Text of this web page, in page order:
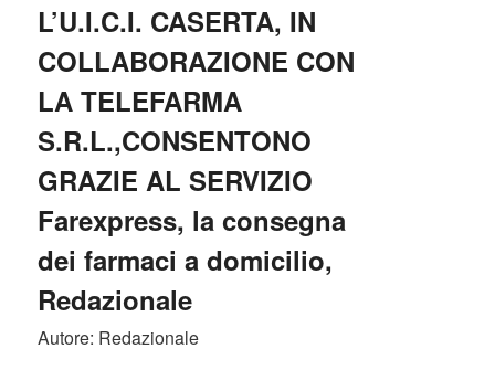
L’U.I.C.I. CASERTA, IN
COLLABORAZIONE CON
LA TELEFARMA
S.R.L.,CONSENTONO
GRAZIE AL SERVIZIO
Farexpress, la consegna
dei farmaci a domicilio,
Redazionale
Autore: Redazionale